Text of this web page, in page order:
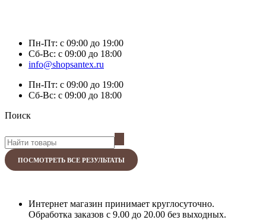
Пн-Пт: с 09:00 до 19:00
Сб-Вс: с 09:00 до 18:00
info@shopsantex.ru
Пн-Пт: с 09:00 до 19:00
Сб-Вс: с 09:00 до 18:00
Поиск
ПОСМОТРЕТЬ ВСЕ РЕЗУЛЬТАТЫ
Интернет магазин принимает круглосуточно.
Обработка заказов с 9.00 до 20.00 без выходных.